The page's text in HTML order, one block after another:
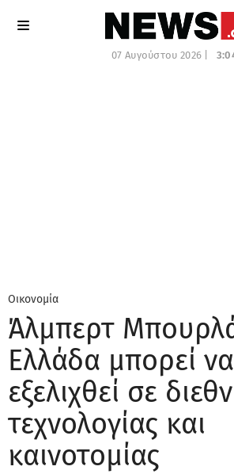
07 Αυγούστου 2026 |
Οικονομία
Άλμπερτ
Ελλάδα μπορεί να
εξελιχθεί σε
τεχνολογίας και
καινοτομίας